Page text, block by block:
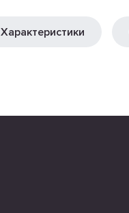
Характеристики